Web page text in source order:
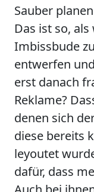
Sauber
Das ist so,
Imbissbude
entwerfen
erst danach
Reklame?
denen sich
diese bereits
leyoutet
dafür, dass